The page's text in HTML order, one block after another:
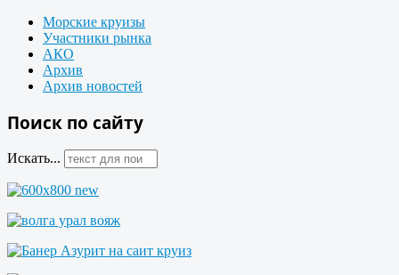
Морские круизы
Участники рынка
АКО
Архив
Архив новостей
Поиск по сайту
Искать...